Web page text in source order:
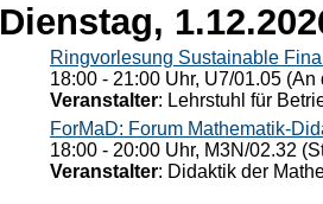
Dienstag,
Ringvorlesung Sustainable
18:00 - 21:00 Uhr, U7/01.05
Veranstalter: Lehrstuhl für
ForMaD: Forum Mathematik-
18:00 - 20:00 Uhr, M3N/02.32
Veranstalter: Didaktik der